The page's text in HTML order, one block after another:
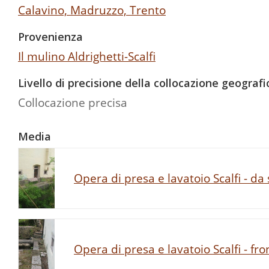
Calavino, Madruzzo, Trento
Provenienza
Il mulino Aldrighetti-Scalfi
Livello di precisione della collocazione
Collocazione precisa
Media
Opera di presa e lavatoio Scalfi - da
Opera di presa e lavatoio Scalfi -